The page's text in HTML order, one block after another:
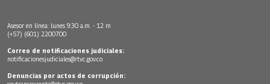
Asesor en línea: lunes 9:30 a.m. - 12 m
(+57) (601) 2200700
Correo de notificaciones judiciales:
notificacionesjudiciales@rtvc.gov.co
Denuncias por actos de corrupción: